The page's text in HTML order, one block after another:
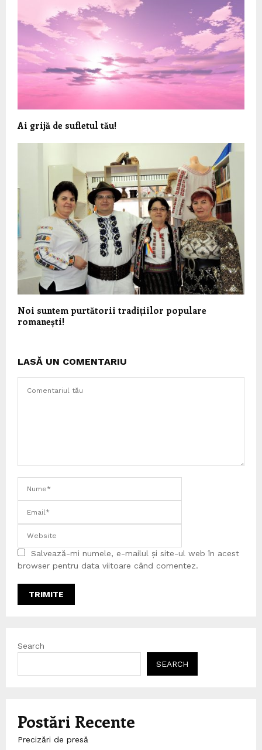
Ai grijă de sufletul tău!
Noi suntem purtătorii tradițiilor populare
romanești!
LASĂ UN COMENTARIU
Salvează-mi numele, e-mailul și site-ul web în acest
browser pentru data viitoare când comentez.
Search
SEARCH
Postări Recente
Precizări de presă